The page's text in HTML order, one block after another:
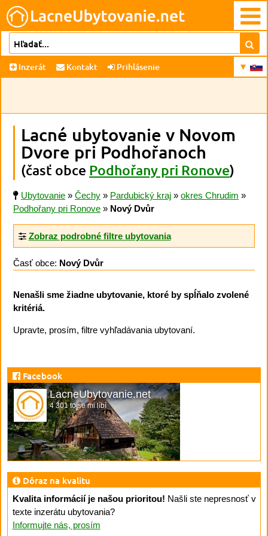
Inzerát Kontakt Prihlásenie
Lacné ubytovanie v Novom
Dvore pri Podhořanoch
(časť obce Podhořany pri Ronove)
Ubytovanie » Čechy » Pardubický kraj » okres Chrudim »
Podhořany pri Ronove » Nový Dvůr
Zobraz podrobné filtre ubytovania
Časť obce: Nový Dvůr
Nenašli sme žiadne ubytovanie, ktoré by spĺňalo zvolené
kritériá.
Upravte, prosím, filtre vyhľadávania ubytovaní.
Facebook
LacneUbytovanie.net
4 301 to se mi líbí
Dôraz na kvalitu
Kvalita informácií je našou prioritou! Našli ste nepresnosť v
texte inzerátu ubytovania?
Informujte nás, prosím